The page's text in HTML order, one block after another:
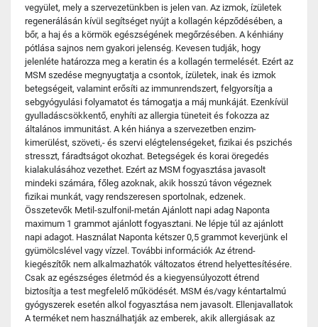
vegyület, mely a szervezetünkben is jelen van. Az izmok, ízületek
regenerálásán kívül segítséget nyújt a kollagén képződésében, a
bőr, a haj és a körmök egészségének megőrzésében. A kénhiány
pótlása sajnos nem gyakori jelenség. Kevesen tudják, hogy
jelenléte határozza meg a keratin és a kollagén termelését. Ezért az
MSM szedése megnyugtatja a csontok, ízületek, inak és izmok
betegségeit, valamint erősíti az immunrendszert, felgyorsítja a
sebgyógyulási folyamatot és támogatja a máj munkáját. Ezenkívül
gyulladáscsökkentő, enyhíti az allergia tüneteit és fokozza az
általános immunitást. A kén hiánya a szervezetben enzim-
kimerülést, szöveti,- és szervi elégtelenségeket, fizikai és pszichés
stresszt, fáradtságot okozhat. Betegségek és korai öregedés
kialakulásához vezethet. Ezért az MSM fogyasztása javasolt
mindeki számára, főleg azoknak, akik hosszú távon végeznek
fizikai munkát, vagy rendszeresen sportolnak, edzenek.
Összetevők Metil-szulfonil-metán Ajánlott napi adag Naponta
maximum 1 grammot ajánlott fogyasztani. Ne lépje túl az ajánlott
napi adagot. Használat Naponta kétszer 0,5 grammot keverjünk el
gyümölcslével vagy vízzel. További információk Az étrend-
kiegészítők nem alkalmazhatók változatos étrend helyettesítésére.
Csak az egészséges életmód és a kiegyensúlyozott étrend
biztosítja a test megfelelő működését. MSM és/vagy kéntartalmú
gyógyszerek esetén alkol fogyasztása nem javasolt. Ellenjavallatok
A terméket nem használhatják az emberek, akik allergiásak az